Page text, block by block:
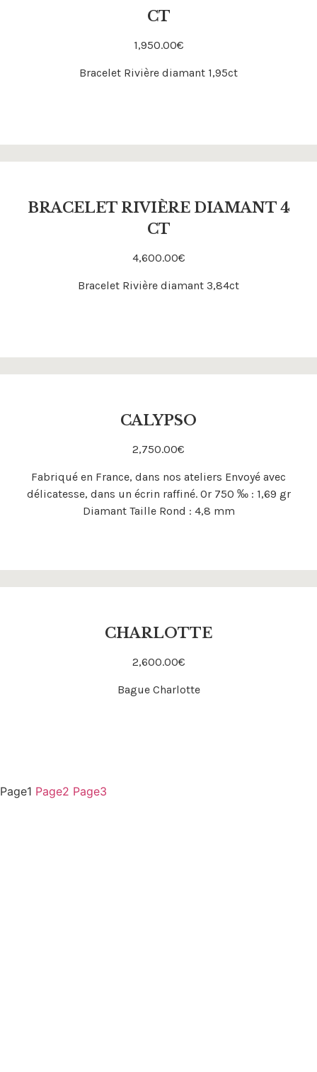
CT
1,950.00€
Bracelet Rivière diamant 1,95ct
Acheter
BRACELET RIVIÈRE DIAMANT 4
CT
4,600.00€
Bracelet Rivière diamant 3,84ct
Acheter
CALYPSO
2,750.00€
Fabriqué en France, dans nos ateliers Envoyé avec
délicatesse, dans un écrin raffiné. Or 750 ‰ : 1,69 gr
Diamant Taille Rond : 4,8 mm
CHARLOTTE
2,600.00€
Bague Charlotte
Page1 Page2 Page3